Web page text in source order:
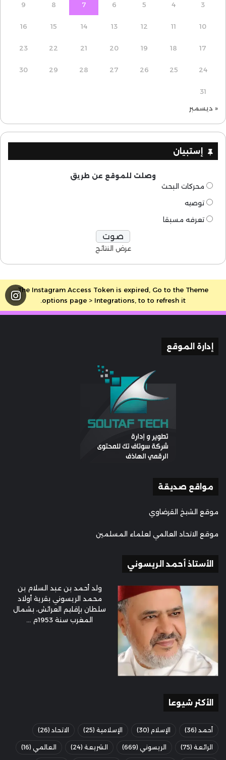
3
4
5
6
7
8
9
10
11
12
13
14
15
16
17
18
19
20
21
22
23
24
25
26
27
28
29
30
31
« ديسمبر
إستبيان
وصلت للموقع عن طريق
محركات البحث
توصيه
تعرفه مسبقا
عرض النتائج
The Instagram Access Token is expired, Go to the Theme
options page > Integrations, to to refresh it.
إدارة الموقع
مواقع صديقة
موقع الشيخ القرضاوي
موقع الاتحاد العالمي لعلماء المسلمين
الأستاذ أحمد الريسوني
ولد أحمد بن عبد السلام بن
محمد الريسوني بقرية أولاد
سلطان بإقليم العرائش، بشمال
المغرب سنة 1953م ...
الأكثر شيوعا
أحمد (36) الإسلام (30) الإسلامية (25) الاتحاد (26)
الرائعة (75) الريسوني (669) الشريعة (24) العالمي (16)